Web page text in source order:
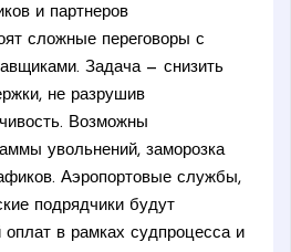
и партнеров
сложные переговоры с
Задача — снизить
не разрушив
Возможны
увольнений, заморозка
Аэропортовые службы,
подрядчики будут
оплат в рамках судпроцесса и